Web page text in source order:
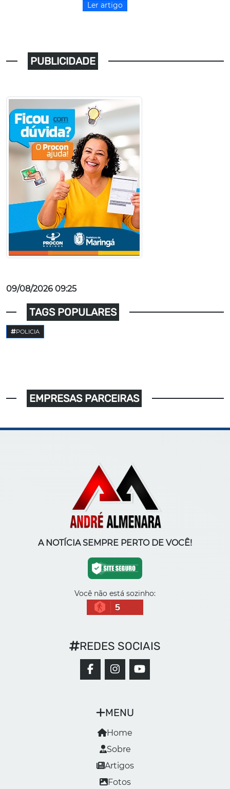
Ler artigo
PUBLICIDADE
09/08/2026 09:25
TAGS POPULARES
POLICIA
EMPRESAS PARCEIRAS
A NOTÍCIA SEMPRE PERTO DE VOCÊ!
Você não está sozinho:
5
MENU
Home
Sobre
Artigos
Fotos
REDES SOCIAIS